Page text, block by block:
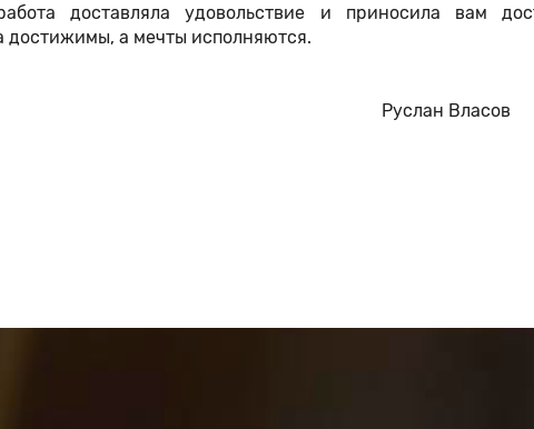
доставляла удовольствие и приносила вам
достижимы, а мечты исполняются.
Руслан Власов